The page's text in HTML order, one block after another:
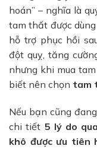
hoán” – nghĩa là
tam thất được dùng
hỗ trợ phục hồi
đột quỵ, tăng
nhưng khi mua
biết nên chọn tam
Nếu bạn cũng
chi tiết 5 lý do
khô được ưu